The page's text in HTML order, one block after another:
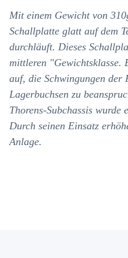
Mit einem Gewicht von
Schallplatte glatt auf dem
durchläuft. Dieses
mittleren "Gewichtsklasse.
auf, die Schwingungen der
Lagerbuchsen zu
Thorens-Subchassis wurde
Durch seinen Einsatz
Anlage.